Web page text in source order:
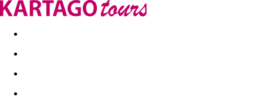
Last minute Dovolenkové kluby